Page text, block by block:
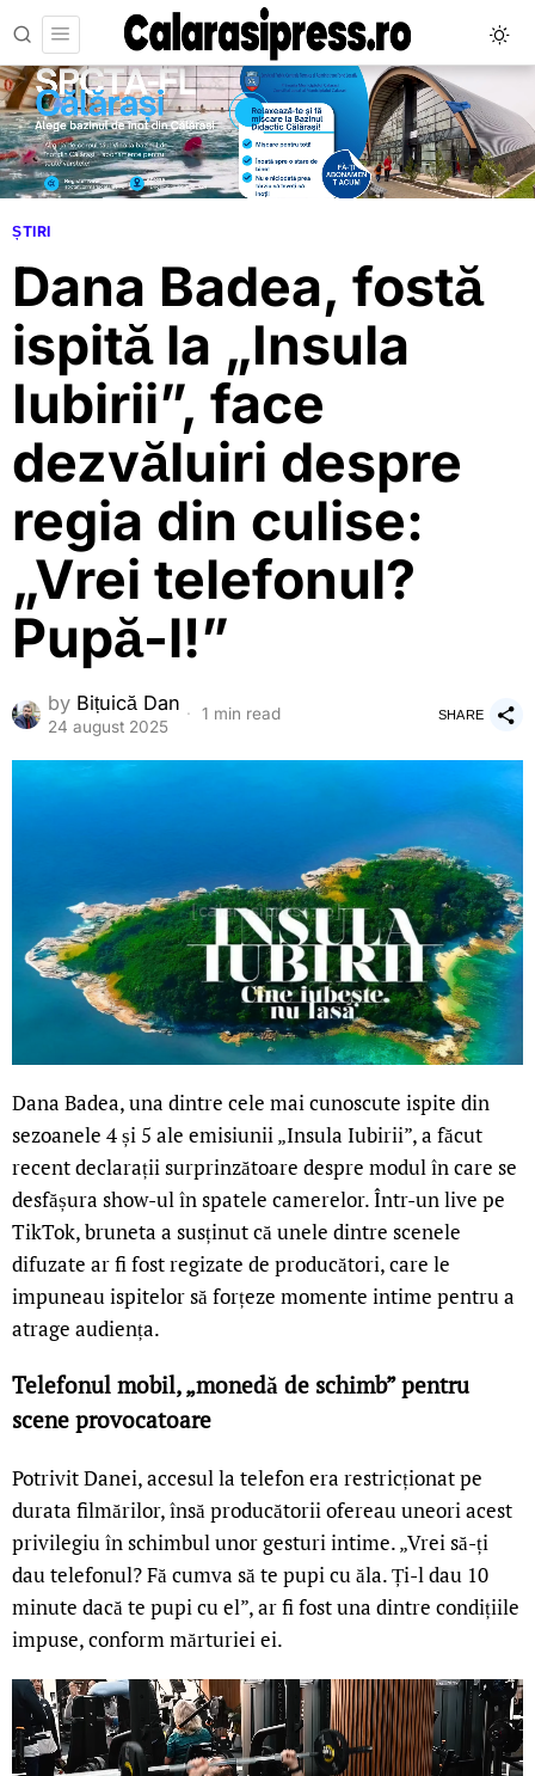
ȘTIRI
Dana Badea, fostă
ispită la „Insula
Iubirii”, face
dezvăluiri despre
regia din culise:
„Vrei telefonul?
Pupă-l!”
by Bițuică Dan
24 august 2025
1 min read SHARE
Dana Badea, una dintre cele mai cunoscute ispite din
sezoanele 4 și 5 ale emisiunii „Insula Iubirii”, a făcut
recent declarații surprinzătoare despre modul în care se
desfășura show-ul în spatele camerelor. Într-un live pe
TikTok, bruneta a susținut că unele dintre scenele
difuzate ar fi fost regizate de producători, care le
impuneau ispitelor să forțeze momente intime pentru a
atrage audiența.
Telefonul mobil, „monedă de schimb” pentru
scene provocatoare
Potrivit Danei, accesul la telefon era restricționat pe
durata filmărilor, însă producătorii ofereau uneori acest
privilegiu în schimbul unor gesturi intime. „Vrei să-ți
dau telefonul? Fă cumva să te pupi cu ăla. Ți-l dau 10
minute dacă te pupi cu el”, ar fi fost una dintre condițiile
impuse, conform mărturiei ei.